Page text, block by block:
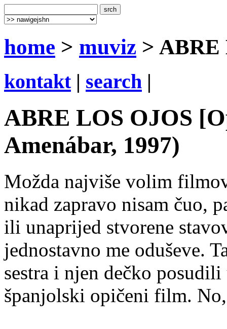
home > muviz > ABRE
kontakt| search |
ABRE LOS OJOS
Amenábar, 1997)
Možda najviše volim
nikad zapravo nisam čuo,
ili unaprijed stvorene
jednostavno me oduševe.
sestra i njen dečko
španjolski opičeni film.